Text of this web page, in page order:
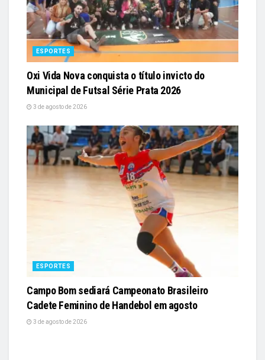
ESPORTES
Oxi Vida Nova conquista o título invicto do
Municipal de Futsal Série Prata 2026
3 de agosto de 2026
ESPORTES
Campo Bom sediará Campeonato Brasileiro
Cadete Feminino de Handebol em agosto
3 de agosto de 2026